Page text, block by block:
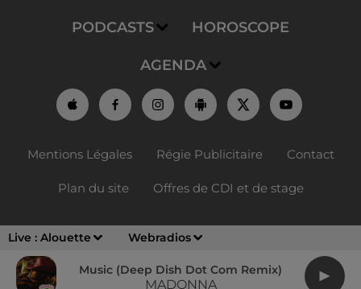
Live : Alouette Webradios
Music (deep Dish Dot Com Remix)
MADONNA
PODCASTS HOROSCOPE
AGENDA
Mentions Légales Régie Publicitaire Contact
Plan du site Offres de CDI et de stage